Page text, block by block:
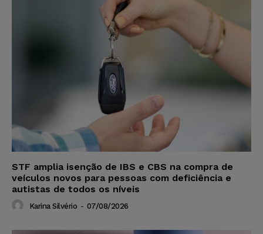
STF amplia isenção de IBS e CBS na compra de
veículos novos para pessoas com deficiência e
autistas de todos os níveis
Karina Silvério - 07/08/2026